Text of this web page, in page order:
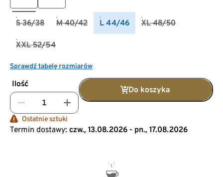
S 36/38 M 40/42 L 44/46 XL 48/50
XXL 52/54
Sprawdź tabelę rozmiarów
Ilość
Do koszyka
Ostatnie sztuki
Termin dostawy: czw., 13.08.2026 - pn., 17.08.2026